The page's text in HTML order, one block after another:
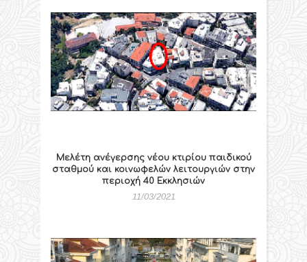
Μελέτη ανέγερσης νέου κτιρίου παιδικού
σταθμού και κοινωφελών λειτουργιών στην
περιοχή 40 Εκκλησιών
11/03/2021